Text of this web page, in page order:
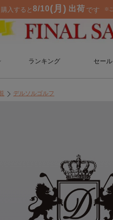
ランキング セール
デルソルゴルフ